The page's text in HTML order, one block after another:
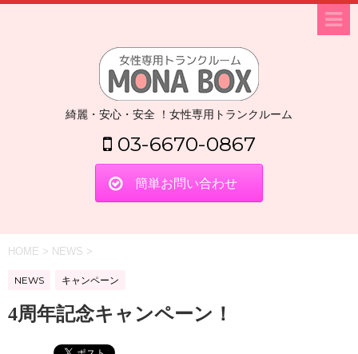
綺麗・安心・安全 ！女性専用トランクルーム
03-6670-0867
簡単お問い合わせ
HOME > NEWS >
NEWS キャンペーン
4周年記念キャンペーン！